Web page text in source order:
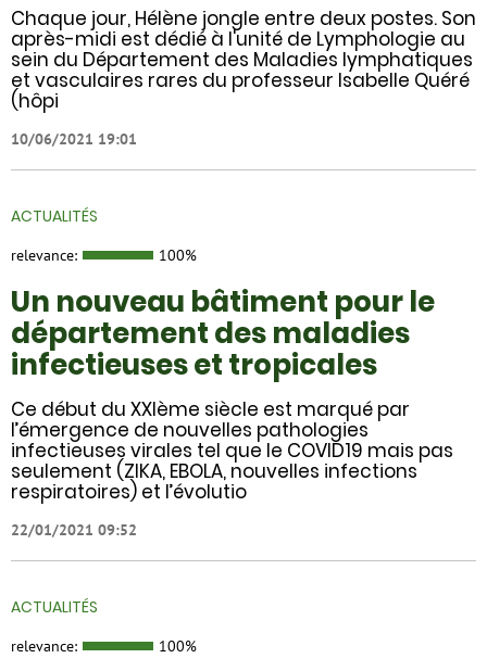
Chaque jour, Hélène jongle entre deux postes. Son
après-midi est dédié à l'unité de Lymphologie au
sein du Département des Maladies lymphatiques
et vasculaires rares du professeur Isabelle Quéré
(hôpi
10/06/2021 19:01
ACTUALITÉS
relevance: 100%
Un nouveau bâtiment pour le
département des maladies
infectieuses et tropicales
Ce début du XXIème siècle est marqué par
l’émergence de nouvelles pathologies
infectieuses virales tel que le COVID19 mais pas
seulement (ZIKA, EBOLA, nouvelles infections
respiratoires) et l’évolutio
22/01/2021 09:52
ACTUALITÉS
relevance: 100%